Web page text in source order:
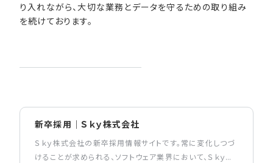
り入れながら、大切な業務とデータを守るための取り組み
を続けております。
新卒採用｜Ｓｋｙ株式会社
Ｓｋｙ株式会社の新卒採用情報サイトです。常に変化しつづ
けることが求められる、ソフトウェア業界において、Ｓｋｙ株